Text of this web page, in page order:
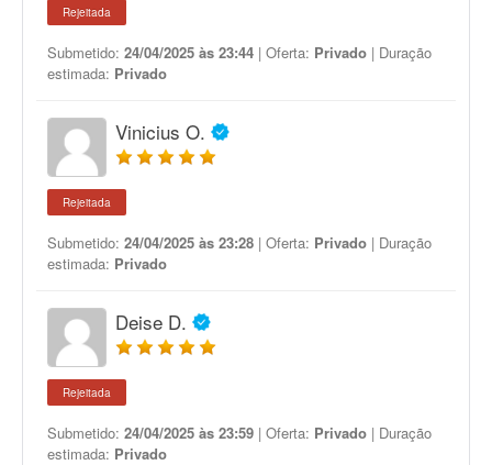
Rejeitada
Submetido: 24/04/2025 às 23:44 | Oferta: Privado | Duração
estimada: Privado
Vinicius O.
Rejeitada
Submetido: 24/04/2025 às 23:28 | Oferta: Privado | Duração
estimada: Privado
Deise D.
Rejeitada
Submetido: 24/04/2025 às 23:59 | Oferta: Privado | Duração
estimada: Privado